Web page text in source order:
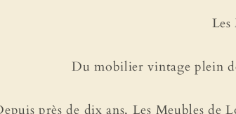
Les
Du mobilier vintage plein
près de dix ans, Les Meubles de